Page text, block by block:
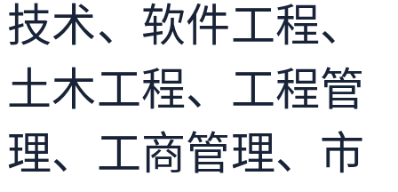
技术、软件工程、
土木工程、工程管
理、工商管理、市